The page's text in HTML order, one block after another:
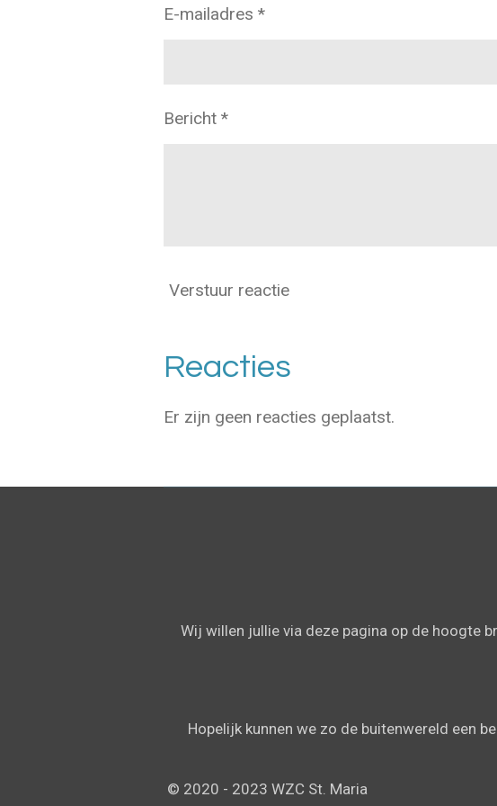
E-mailadres *
Bericht *
Verstuur reactie
Reacties
Er zijn geen reacties geplaatst.
Wij willen jullie via deze pagina op de hoogte
Hopelijk kunnen we zo de buitenwereld een
© 2020 - 2023 WZC St. Maria